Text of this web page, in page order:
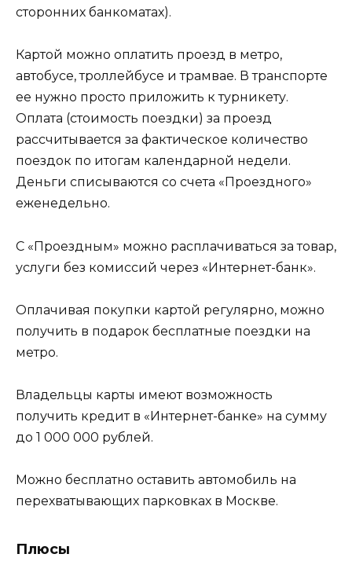
сторонних банкоматах).
Картой можно оплатить проезд в метро,
автобусе, троллейбусе и трамвае. В транспорте
ее нужно просто приложить к турникету.
Оплата (стоимость поездки) за проезд
рассчитывается за фактическое количество
поездок по итогам календарной недели.
Деньги списываются со счета «Проездного»
еженедельно.
С «Проездным» можно расплачиваться за товар,
услуги без комиссий через «Интернет-банк».
Оплачивая покупки картой регулярно, можно
получить в подарок бесплатные поездки на
метро.
Владельцы карты имеют возможность
получить кредит в «Интернет-банке» на сумму
до 1 000 000 рублей.
Можно бесплатно оставить автомобиль на
перехватывающих парковках в Москве.
Плюсы